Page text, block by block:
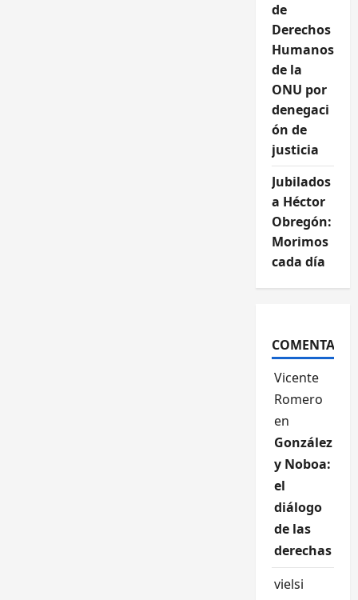
de
Derechos
Humanos
de la
ONU por
denegaci
ón de
justicia
Jubilados
a Héctor
Obregón:
Morimos
cada día
Vicente
Romero
en
González
y Noboa:
el
diálogo
de las
derechas
vielsi